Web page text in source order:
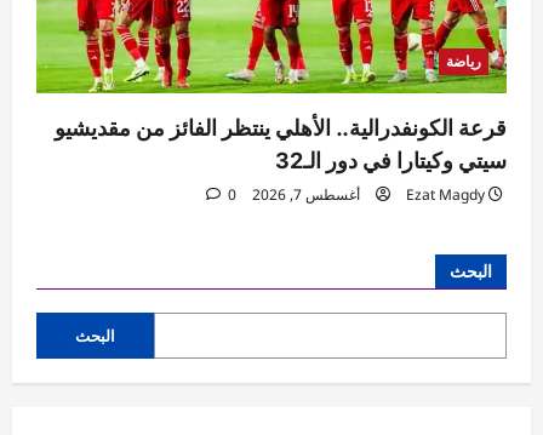
رياضة
قرعة الكونفدرالية.. الأهلي ينتظر الفائز من مقديشيو
سيتي وكيتارا في دور الـ32
Ezat Magdy أغسطس 7, 2026 0
البحث
البحث